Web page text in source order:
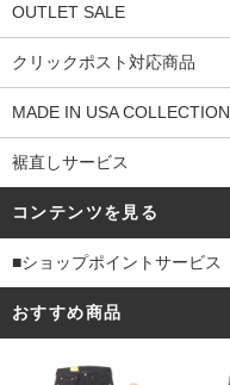
OUTLET SALE
クリックポスト対応商品
MADE IN USA COLLECTION
裾直しサービス
コンテンツを見る
■ショップポイントサービス
おすすめ商品